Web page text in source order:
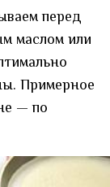
перед
маслом или
Примерное
— по